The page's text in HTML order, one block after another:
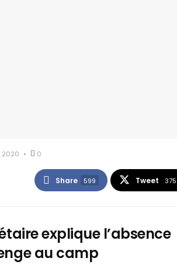
2020 0
Share 599 Tweet 375
explique l’absence
au camp